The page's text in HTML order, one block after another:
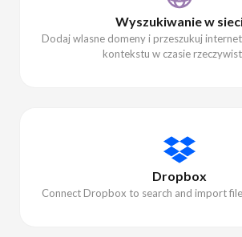
Dodaj wlasne domeny i przeszukuj internet
kontekstu w czasie
Dropbox
Connect Dropbox to search and import